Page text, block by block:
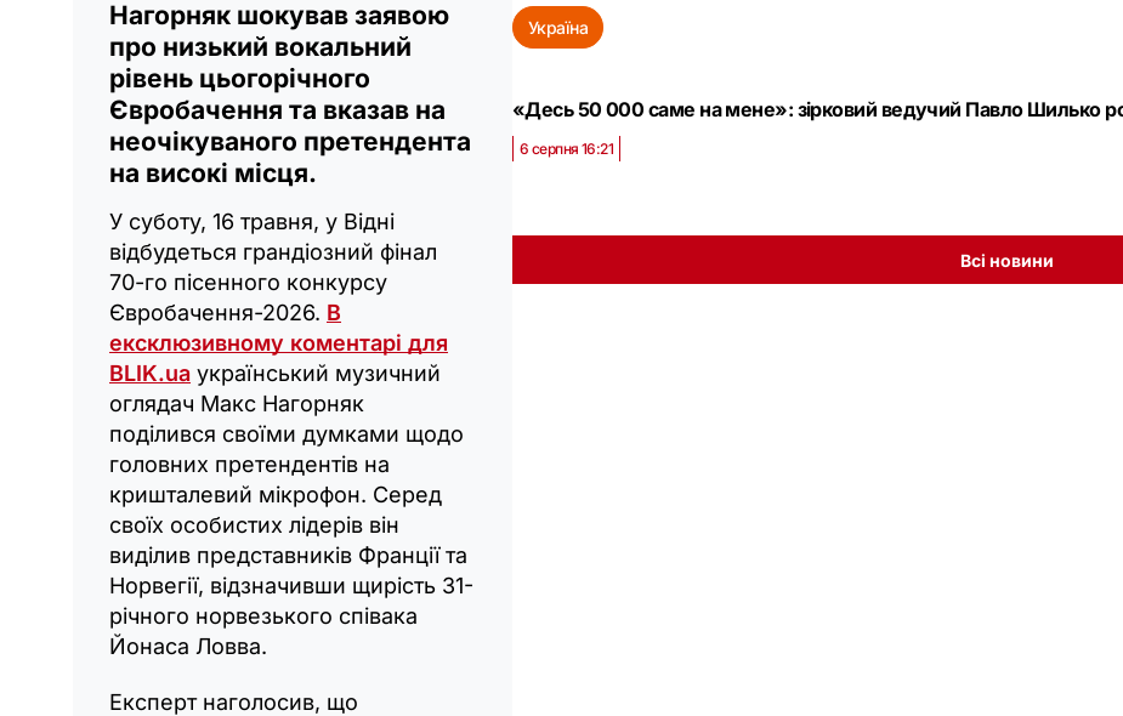
Нагорняк шокував заявою
про низький вокальний
рівень цьогорічного
Євробачення та вказав на
неочікуваного претендента
на високі місця.
У суботу, 16 травня, у Відні
відбудеться грандіозний фінал
70-го пісенного конкурсу
Євробачення-2026. В
ексклюзивному коментарі для
BLIK.ua український музичний
оглядач Макс Нагорняк
поділився своїми думками щодо
головних претендентів на
кришталевий мікрофон. Серед
своїх особистих лідерів він
виділив представників Франції та
Норвегії, відзначивши щирість 31-
річного норвезького співака
Йонаса Ловва.
Експерт наголосив, що
Україна
«Десь 50 000 саме на мене»: зірковий ведучий Павло Шилько
6 серпня 16:21
Всі новини